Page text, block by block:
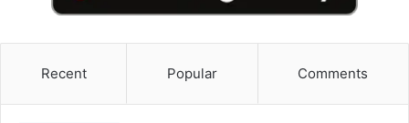
Recent Popular Comments